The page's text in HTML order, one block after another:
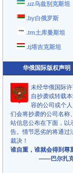
.uz乌兹别克斯坦
.by白俄罗斯
.tm土库曼斯坦
.tj塔吉克斯坦
华俄国际版权声明
未经华俄国际
自抄袭或转载
容的公司或个
们会将抄袭的公司名称
站信息公布在下面，以
告。情节恶劣的将通过
裁决！
谁自重，谁就会得到尊
——巴尔扎